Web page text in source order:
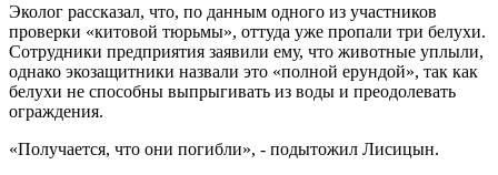
Эколог рассказал, что, по данным одного из участников
проверки «китовой тюрьмы», оттуда уже пропали три белухи.
Сотрудники предприятия заявили ему, что животные уплыли,
однако экозащитники назвали это «полной ерундой», так как
белухи не способны выпрыгивать из воды и преодолевать
ограждения.
«Получается, что они погибли», - подытожил Лисицын.